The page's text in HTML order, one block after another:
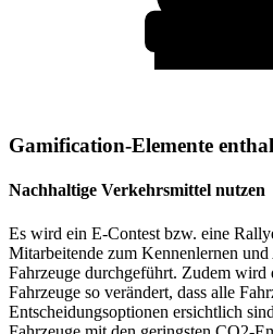
Gamification-Elemente
Nachhaltige Verkehrsmittel nutzen
Es wird ein E-Contest bzw. eine
Mitarbeitende zum Kennenlernen
Fahrzeuge durchgeführt. Zudem wird
Fahrzeuge so verändert, dass alle
Entscheidungsoptionen ersichtlich